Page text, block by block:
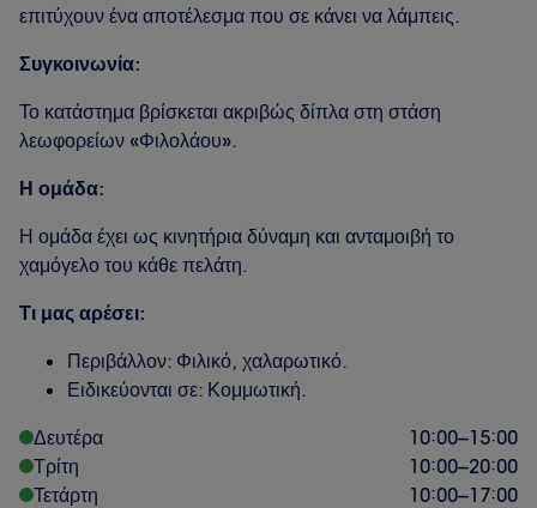
επιτύχουν ένα αποτέλεσμα που σε κάνει να λάμπεις.
Συγκοινωνία:
Το κατάστημα βρίσκεται ακριβώς δίπλα στη στάση
λεωφορείων «Φιλολάου».
Η ομάδα:
Η ομάδα έχει ως κινητήρια δύναμη και ανταμοιβή το
χαμόγελο του κάθε πελάτη.
Τι μας αρέσει:
Περιβάλλον: Φιλικό, χαλαρωτικό.
Ειδικεύονται σε: Κομμωτική.
Δευτέρα
10:00–15:00
Τρίτη
10:00–20:00
Τετάρτη
10:00–17:00